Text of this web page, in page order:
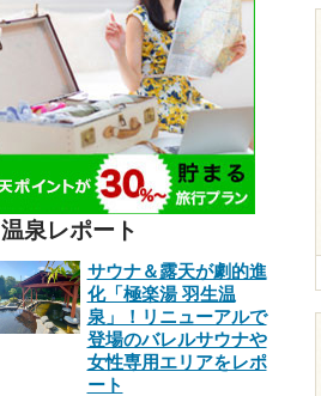
温泉レポート
サウナ＆露天が劇的進
化「極楽湯 羽生温
泉」！リニューアルで
登場のバレルサウナや
女性専用エリアをレポ
ート